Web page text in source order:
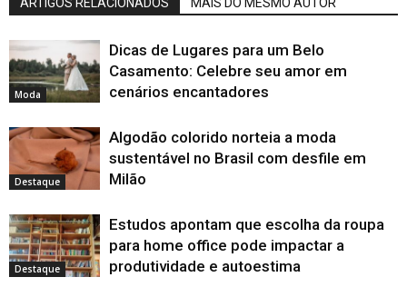
Moda
Dicas de Lugares para um Belo
Casamento: Celebre seu amor em
cenários encantadores
Destaque
Algodão colorido norteia a moda
sustentável no Brasil com desfile em
Milão
Destaque
Estudos apontam que escolha da roupa
para home office pode impactar a
produtividade e autoestima